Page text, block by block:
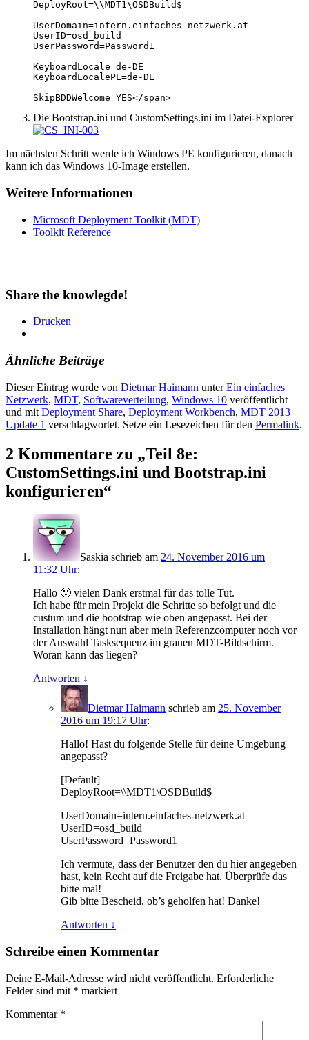
DeployRoot=\\MDT1\OSDBuild$
UserDomain=intern.einfaches-netzwerk.at
UserID=osd_build
UserPassword=Password1
KeyboardLocale=de-DE
KeyboardLocalePE=de-DE
SkipBDDWelcome=YES</span>
Die Bootstrap.ini und CustomSettings.ini im Datei-Explorer
Im nächsten Schritt werde ich Windows PE konfigurieren, danach
kann ich das Windows 10-Image erstellen.
Weitere Informationen
Microsoft Deployment Toolkit (MDT)
Toolkit Reference
Share the knowlegde!
Drucken
Ähnliche Beiträge
Dieser Eintrag wurde von Dietmar Haimann unterEin einfaches
Netzwerk, MDT, Softwareverteilung, Windows 10 veröffentlicht
und mit Deployment Share, Deployment Workbench, MDT 2013
Update 1 verschlagwortet. Setze ein Lesezeichen für den Permalink.
2 Kommentare zu „Teil 8e:
CustomSettings.ini und Bootstrap.ini
konfigurieren“
Saskia schrieb am 24. November 2016 um
11:32 Uhr:
Hallo 🙂 vielen Dank erstmal für das tolle Tut.
Ich habe für mein Projekt die Schritte so befolgt und die
custum und die bootstrap wie oben angepasst. Bei der
Installation hängt nun aber mein Referenzcomputer noch vor
der Auswahl Tasksequenz im grauen MDT-Bildschirm.
Woran kann das liegen?
Antworten ↓
Dietmar Haimann schrieb am 25. November
2016 um 19:17 Uhr:
Hallo! Hast du folgende Stelle für deine Umgebung
angepasst?
[Default]
DeployRoot=\\MDT1\OSDBuild$
UserDomain=intern.einfaches-netzwerk.at
UserID=osd_build
UserPassword=Password1
Ich vermute, dass der Benutzer den du hier angegeben
hast, kein Recht auf die Freigabe hat. Überprüfe das
bitte mal!
Gib bitte Bescheid, ob’s geholfen hat! Danke!
Antworten ↓
Schreibe einen Kommentar
Deine E-Mail-Adresse wird nicht veröffentlicht. Erforderliche
Felder sind mit * markiert
Kommentar *